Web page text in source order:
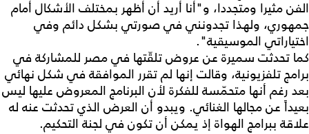
الفن مثيرا ومتجددا، و"أنا أريد أن أظهر بمختلف الأشكال أمام
جمهوري، ولهذا تجدونني في صورتي بشكل دائم وفي
اختياراتي الموسيقية".
كما تحدثت سميرة عن عروض تلقّتها في مصر للمشاركة في
برامج تلفزيونية، وقالت إنها لم تقرر الموافقة في شكل نهائي
بعد رغم أنها متحمّسة للفكرة لأن البرنامج المعروض عليها ليس
بعيداً عن مجالها الغنائي. ويبدو أن العرض الذي تحدثت عنه له
علاقة ببرامج الهواة إذ يمكن أن تكون في لجنة التحكيم.